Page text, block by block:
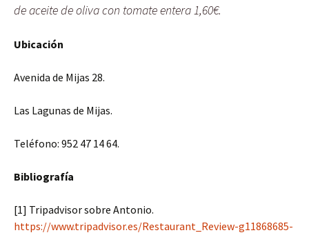
de aceite de oliva con tomate entera 1,60€.
Ubicación
Avenida de Mijas 28.
Las Lagunas de Mijas.
Teléfono: 952 47 14 64.
Bibliografía
[1] Tripadvisor sobre Antonio.
https://www.tripadvisor.es/Restaurant_Review-g11868685-